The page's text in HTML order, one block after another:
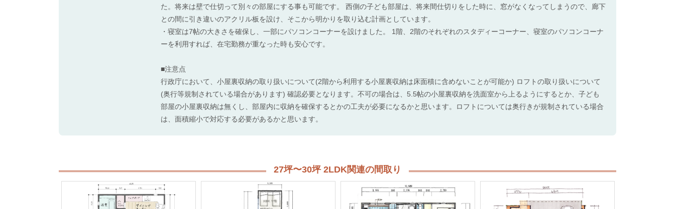
た。将来は壁で仕切って別々の部屋にする事も可能です。 西側の子ども部屋は、将来間仕切りをした時に、窓がなくなってしまうので、廊下
との間に引き違いのアクリル板を設け、そこから明かりを取り込む計画としています。
・寝室は7帖の大きさを確保し、一部にパソコンコーナーを設けました。 1階、2階のそれぞれのスタディーコーナー、寝室のパソコンコーナ
ーを利用すれば、在宅勤務が重なった時も安心です。
■注意点
行政庁において、小屋裏収納の取り扱いについて(2階から利用する小屋裏収納は床面積に含めないことが可能か) ロフトの取り扱いについて
(奥行等規制されている場合があります) 確認必要となります。不可の場合は、5.5帖の小屋裏収納を洗面室から上るようにするとか、子ども
部屋の小屋裏収納は無くし、部屋内に収納を確保するとかの工夫が必要になるかと思います。ロフトについては奥行きが規制されている場合
は、面積縮小で対応する必要があるかと思います。
27坪〜30坪 2LDK関連の間取り